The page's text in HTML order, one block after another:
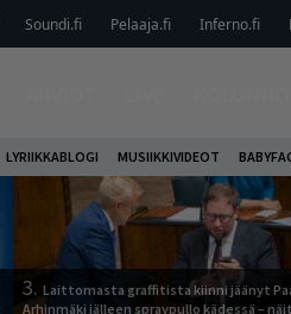
Soundi.fi Pelaaja.fi Inferno.fi
LYRIIKKABLOGI MUSIIKKIVIDEOT
3. Laittomasta graffitista kiinni jäänyt
Arhinmäki jälleen spraypullo kädessä –